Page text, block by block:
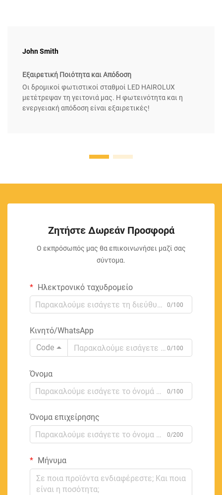
John Smith
Εξαιρετική Ποιότητα και Απόδοση
Οι δρομικοί φωτιστικοί σταθμοί LED HAIROLUX
μετέτρεψαν τη γειτονιά μας. Η φωτεινότητα και η
ενεργειακή απόδοση είναι εξαιρετικές!
Ζητήστε Δωρεάν Προσφορά
Ο εκπρόσωπός μας θα επικοινωνήσει μαζί σας
σύντομα.
Ηλεκτρονικό ταχυδρομείο
0/100
Κινητό/WhatsApp
Code
0/100
Όνομα
0/100
Όνομα επιχείρησης
0/200
Μήνυμα